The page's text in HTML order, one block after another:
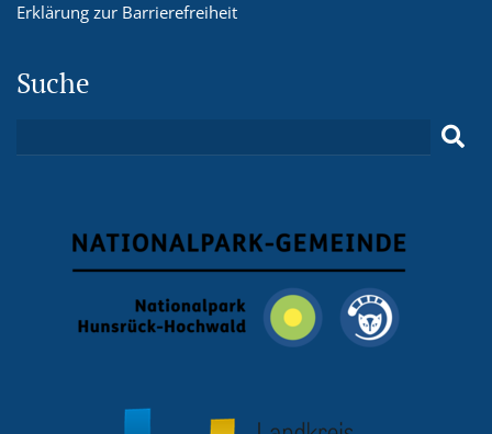
Erklärung zur Barrierefreiheit
Suche